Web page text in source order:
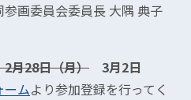
画委員会委員長 大隅 典子
28日（月） 3月2日
ームより参加登録を行ってく